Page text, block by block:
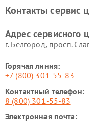
Контакты сервис
Адрес сервисного
г. Белгород, просп.
Горячая линия:
+7 (800) 301-55-83
Контактный телефон:
8 (800) 301-55-83
Электронная почта: